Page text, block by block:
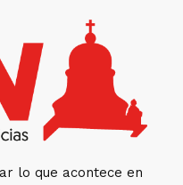
lo que acontece en